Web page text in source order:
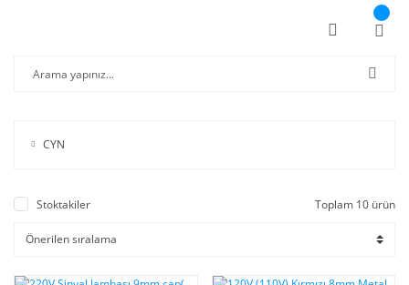
CYN
Stoktakiler Toplam 10 ürün